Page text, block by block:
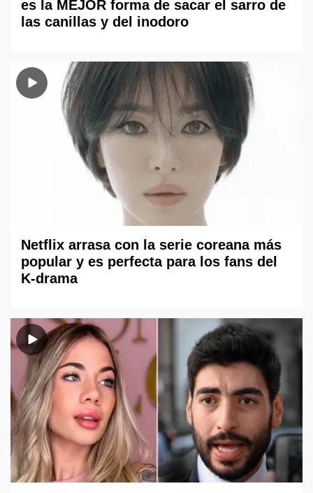
es la MEJOR forma de sacar el sarro de
las canillas y del inodoro
Netflix arrasa con la serie coreana más
popular y es perfecta para los fans del
K-drama